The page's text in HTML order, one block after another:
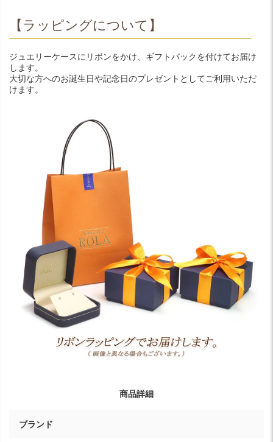
【ラッピングについて】
ジュエリーケースにリボンをかけ、ギフトバックを付けてお届け
します。
大切な方へのお誕生日や記念日のプレゼントとしてご利用いただ
けます。
商品詳細
ブランド